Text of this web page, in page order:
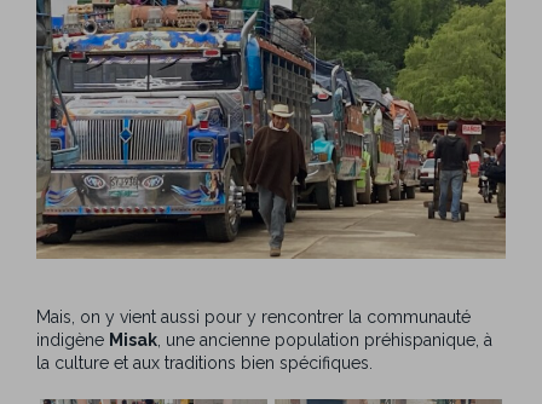
Mais, on y vient aussi pour y rencontrer la communauté
indigène Misak, une ancienne population préhispanique, à
la culture et aux traditions bien spécifiques.